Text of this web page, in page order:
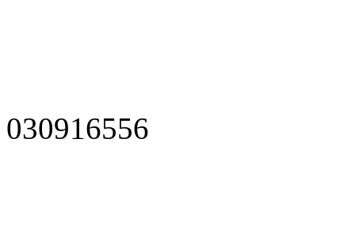
030916556